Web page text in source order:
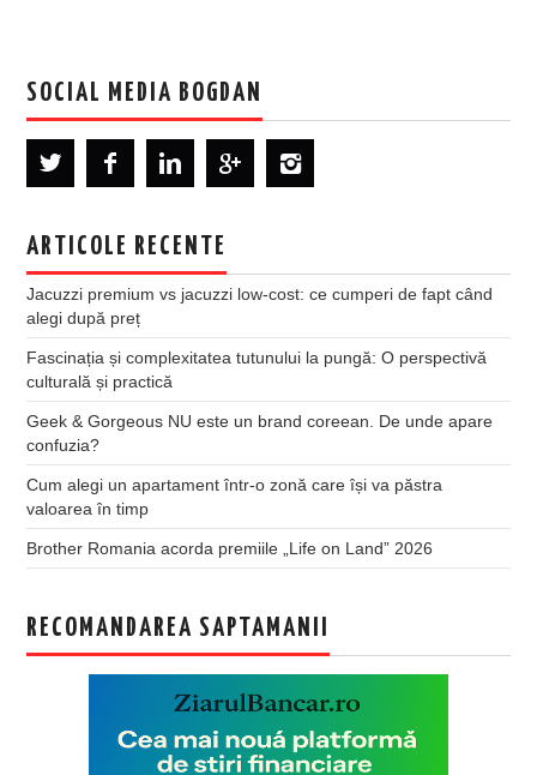
SOCIAL MEDIA BOGDAN
ARTICOLE RECENTE
Jacuzzi premium vs jacuzzi low-cost: ce cumperi de fapt când
alegi după preț
Fascinația și complexitatea tutunului la pungă: O perspectivă
culturală și practică
Geek & Gorgeous NU este un brand coreean. De unde apare
confuzia?
Cum alegi un apartament într-o zonă care își va păstra
valoarea în timp
Brother Romania acorda premiile „Life on Land” 2026
RECOMANDAREA SAPTAMANII